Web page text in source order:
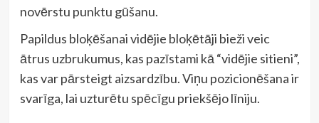
novērstu punktu gūšanu.
Papildus bloķēšanai vidējie bloķētāji bieži veic
ātrus uzbrukumus, kas pazīstami kā “vidējie sitieni”,
kas var pārsteigt aizsardzību. Viņu pozicionēšana ir
svarīga, lai uzturētu spēcīgu priekšējo līniju.